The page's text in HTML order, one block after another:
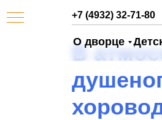
+7 (4932) 32-71-80
О дворце
В